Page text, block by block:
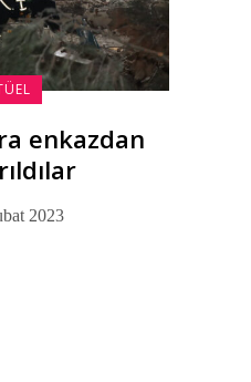
enkazdan
2023